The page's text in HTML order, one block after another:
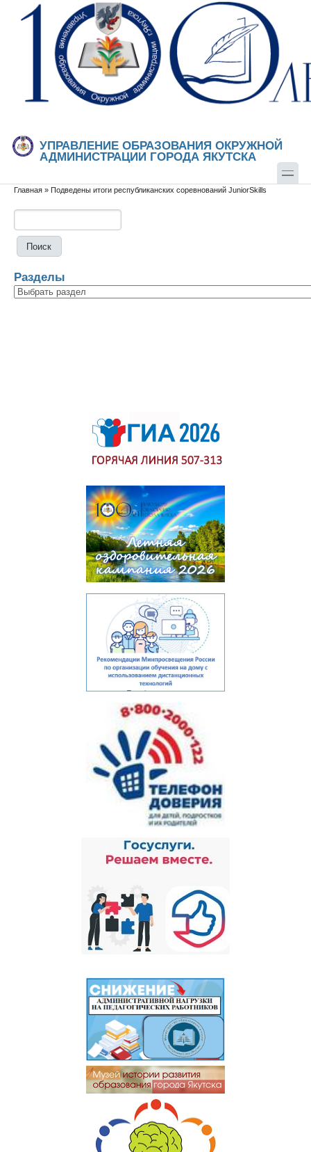
Перейти к основному содержанию
Skip to search
УПРАВЛЕНИЕ ОБРАЗОВАНИЯ ОКРУЖНОЙ
АДМИНИСТРАЦИИ ГОРОДА ЯКУТСКА
Вы здесь
Главная » Подведены итоги республиканских соревнований JuniorSkills
Разделы